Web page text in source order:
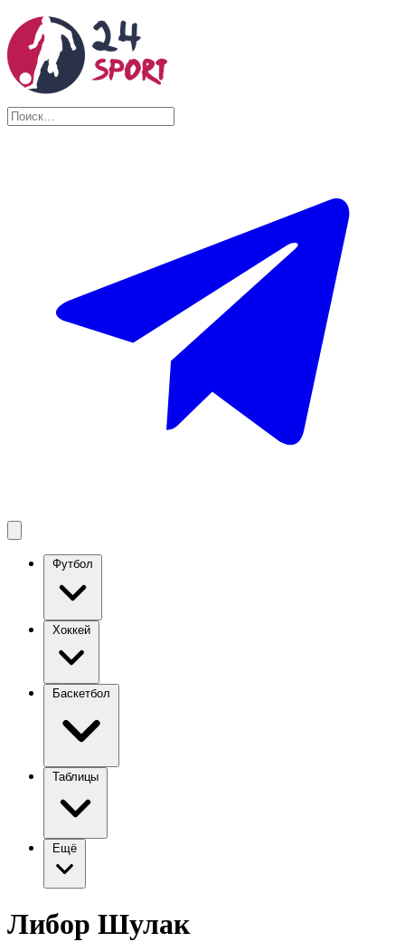
Футбол
Хоккей
Баскетбол
Таблицы
Ещё
Либор Шулак